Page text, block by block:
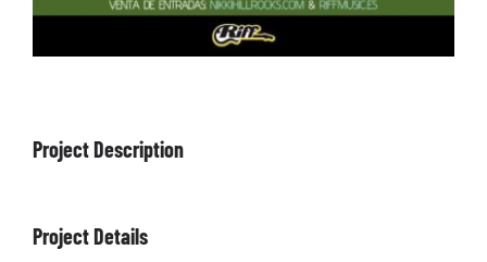
Project Description
Project Details